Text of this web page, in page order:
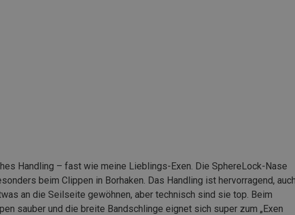
Handling – fast wie meine Lieblings-Exen. Die SphereLock-Nase
beim Clippen in Borhaken. Das Handling ist hervorragend,
an die Seilseite gewöhnen, aber technisch sind sie top. Beim
sauber und die breite Bandschlinge eignet sich super zum „Exen